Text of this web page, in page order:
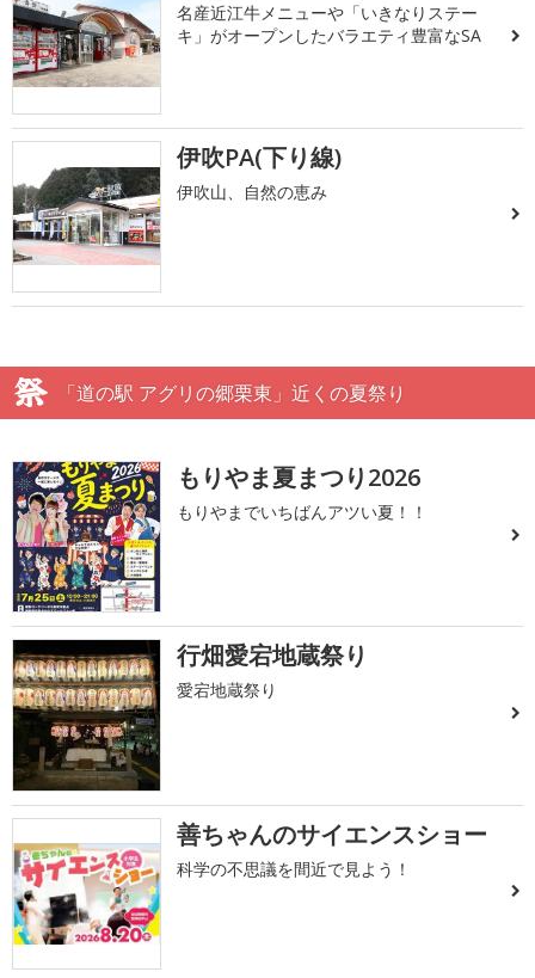
名産近江牛メニューや「いきなりステー
キ」がオープンしたバラエティ豊富なSA
伊吹PA(下り線)
伊吹山、自然の恵み
「道の駅 アグリの郷栗東」近くの夏祭り
もりやま夏まつり2026
もりやまでいちばんアツい夏！！
行畑愛宕地蔵祭り
愛宕地蔵祭り
善ちゃんのサイエンスショー
科学の不思議を間近で見よう！